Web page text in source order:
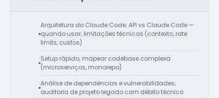
Arquitetura do Claude Code; API vs Claude Code —
quando usar; limitações técnicas (contexto, rate
limits, custos)
Setup rápido; mapear codebase complexa
(microserviços, monorepo)
Análise de dependências e vulnerabilidades;
auditoria de projeto legado com débito técnico